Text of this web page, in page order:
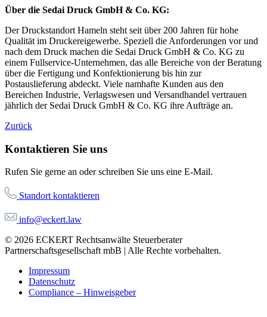
Über die Sedai Druck GmbH & Co. KG:
Der Druckstandort Hameln steht seit über 200 Jahren für hohe
Qualität im Druckereigewerbe. Speziell die Anforderungen vor und
nach dem Druck machen die Sedai Druck GmbH & Co. KG zu
einem Fullservice-Unternehmen, das alle Bereiche von der Beratung
über die Fertigung und Konfektionierung bis hin zur
Postauslieferung abdeckt. Viele namhafte Kunden aus den
Bereichen Industrie, Verlagswesen und Versandhandel vertrauen
jährlich der Sedai Druck GmbH & Co. KG ihre Aufträge an.
Zurück
Kontaktieren Sie uns
Rufen Sie gerne an oder schreiben Sie uns eine E-Mail.
Standort kontaktieren
info@eckert.law
© 2026 ECKERT Rechtsanwälte Steuerberater
Partnerschaftsgesellschaft mbB | Alle Rechte vorbehalten.
Impressum
Datenschutz
Compliance – Hinweisgeber